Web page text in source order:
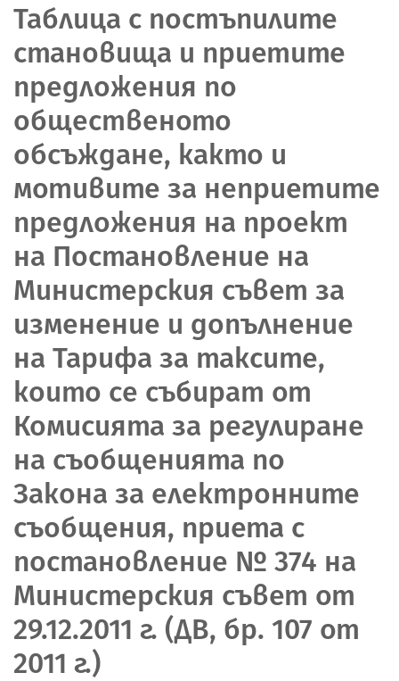
Таблица с постъпилите
становища и приетите
предложения по
общественото
обсъждане, както и
мотивите за неприетите
предложения на проект
на Постановление на
Министерския съвет за
изменение и допълнение
на Тарифа за таксите,
които се събират от
Комисията за регулиране
на съобщенията по
Закона за електронните
съобщения, приета с
постановление № 374 на
Министерския съвет от
29.12.2011 г. (ДВ, бр. 107 от
2011 г.)